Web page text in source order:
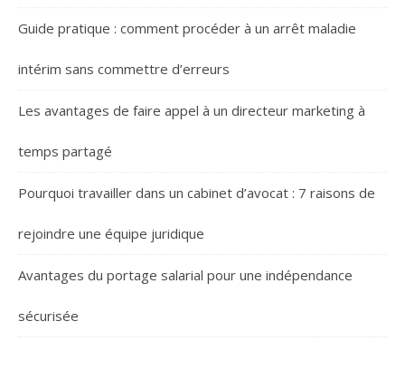
Guide pratique : comment procéder à un arrêt maladie
intérim sans commettre d’erreurs
Les avantages de faire appel à un directeur marketing à
temps partagé
Pourquoi travailler dans un cabinet d’avocat : 7 raisons de
rejoindre une équipe juridique
Avantages du portage salarial pour une indépendance
sécurisée